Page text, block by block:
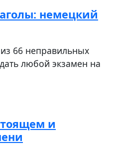
немецкий
66 неправильных
любой экзамен на
и